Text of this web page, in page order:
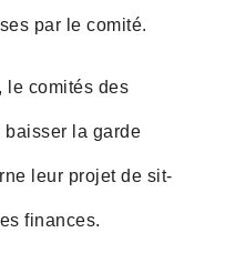
par le comité.
le comités des
baisser la garde
leur projet de sit-
finances.